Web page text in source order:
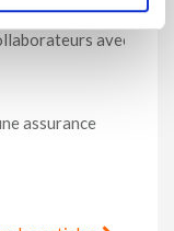
avec
assurance